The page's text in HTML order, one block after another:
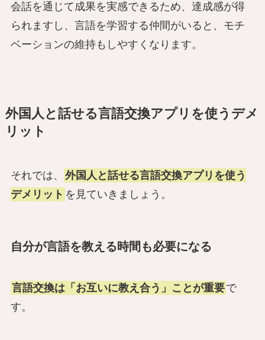
会話を通じて成果を実感できるため、達成感が得
られますし、言語を学習する仲間がいると、モチ
ベーションの維持もしやすくなります。
外国人と話せる言語交換アプリを使うデメ
リット
それでは、
外国人と話せる言語交換アプリを使う
デメリット を見ていきましょう。
自分が言語を教える時間も必要になる
言語交換は「お互いに教え合う」ことが重要で
す。